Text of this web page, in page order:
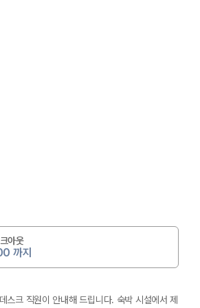
아웃
까지
크 직원이 안내해 드립니다. 숙박 시설에서 제